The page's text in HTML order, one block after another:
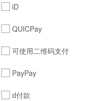
iD
QUICPay
可使用二维码支付
PayPay
d付款